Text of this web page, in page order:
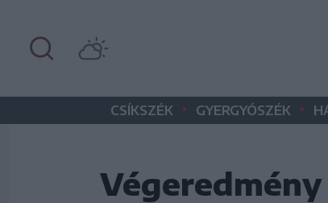
CSÍKSZÉK • GYERGYÓSZÉK •